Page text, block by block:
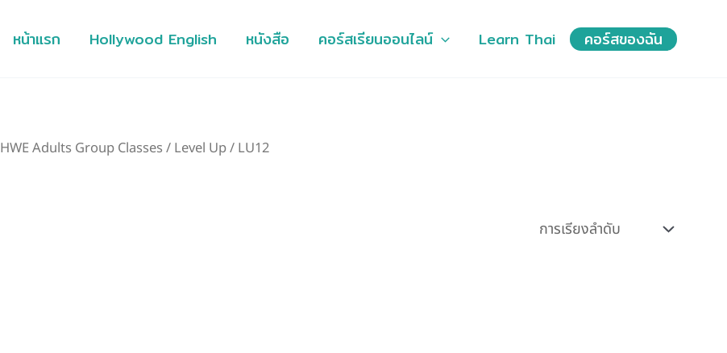
หน้าแรก Hollywood English หนังสือ คอร์สเรียนออนไลน์ Learn Thai คอร์สของฉัน
HWE Adults Group Classes / Level Up/ LU12